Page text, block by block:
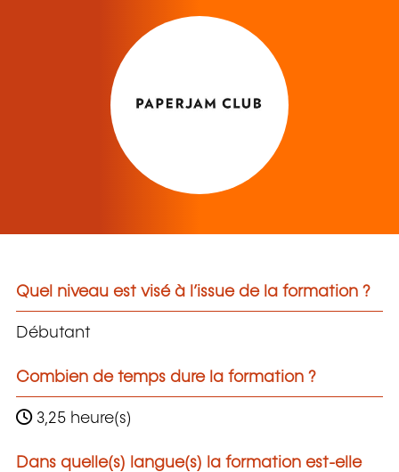
Quel niveau est visé à l’issue de la formation ?
Débutant
Combien de temps dure la formation ?
3,25 heure(s)
Dans quelle(s) langue(s) la formation est-elle